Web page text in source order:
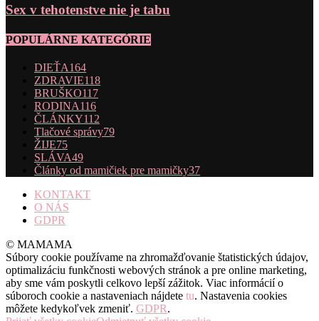
Sex v tehotenstve nie je tabu
POPULÁRNE KATEGÓRIE
DIEŤA164
ZDRAVIE118
BRUŠKO117
RODINA116
ČLÁNKY112
Tlačové správy79
ŽIJE75
SLÁVA49
Články od mamičiek pre mamičky37
KONTAKT
O NÁS
GDPR
© MAMAMA
Súbory cookie používame na zhromažďovanie štatistických údajov,
optimalizáciu funkčnosti webových stránok a pre online marketing,
aby sme vám poskytli celkovo lepší zážitok. Viac informácií o
súboroch cookie a nastaveniach nájdete tu. Nastavenia cookies
môžete kedykoľvek zmeniť. GDPR.